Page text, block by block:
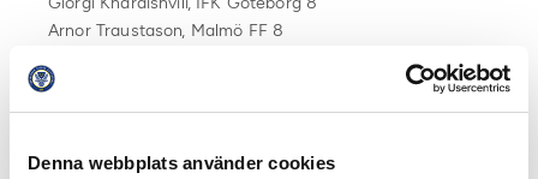
Denna webbplats använder cookies
Arnor Traustason, Malmö FF 8
Alexander Kacaniklic, Hammarby IF 8